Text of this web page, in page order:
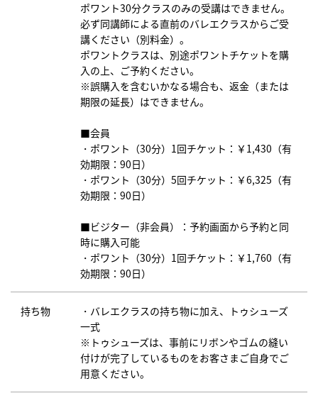
ポワント30分クラスのみの受講はできません。
必ず同講師による直前のバレエクラスからご受
講ください（別料金）。
ポワントクラスは、別途ポワントチケットを購
入の上、ご予約ください。
※誤購入を含むいかなる場合も、返金（または
期限の延長）はできません。
■会員
・ポワント（30分）1回チケット：￥1,430（有
効期限：90日）
・ポワント（30分）5回チケット：￥6,325（有
効期限：90日）
■ビジター（非会員）：予約画面から予約と同
時に購入可能
・ポワント（30分）1回チケット：￥1,760（有
効期限：90日）
持ち物
・バレエクラスの持ち物に加え、トゥシューズ
一式
※トゥシューズは、事前にリボンやゴムの縫い
付けが完了しているものをお客さまご自身でご
用意ください。